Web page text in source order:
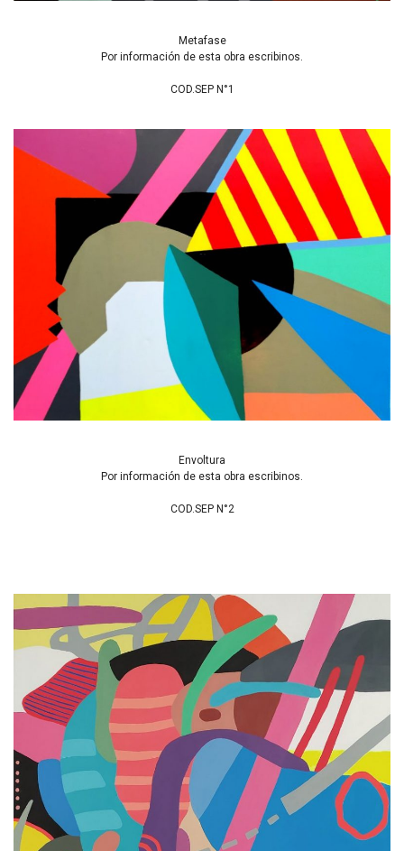
Metafase
Por información de esta obra escribinos.
COD.SEP N°1
Envoltura
Por información de esta obra escribinos.
COD.SEP N°2